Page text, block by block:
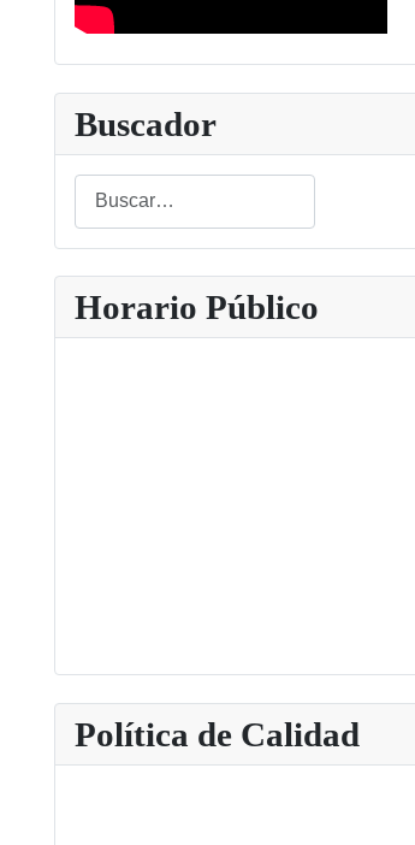
Buscador
Buscar
Type 2 or more characters
Horario Público
Política de Calidad